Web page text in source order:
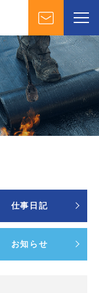
仕事日記
お知らせ